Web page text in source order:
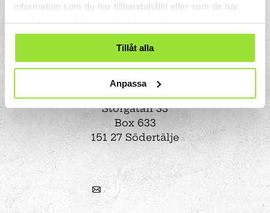
information som du har tillhandahållit eller som de har
samlat in när du har använt deras tjänster.
Tillåt alla
Anpassa
Storgatan 33
Box 633
151 27 Södertälje